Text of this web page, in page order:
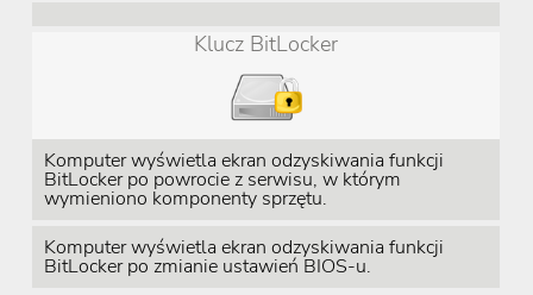
Klucz BitLocker
Komputer wyświetla ekran odzyskiwania funkcji
BitLocker po powrocie z serwisu, w którym
wymieniono komponenty sprzętu.
Komputer wyświetla ekran odzyskiwania funkcji
BitLocker po zmianie ustawień BIOS-u.